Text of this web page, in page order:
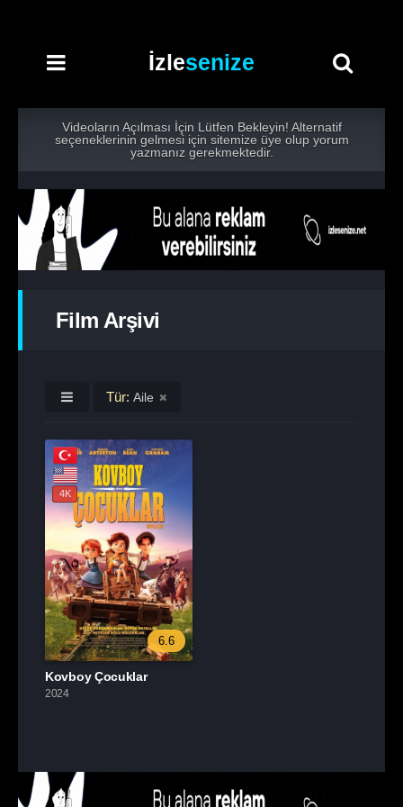
İzlesenize
Videoların Açılması İçin Lütfen Bekleyin! Alternatif
seçeneklerinin gelmesi için sitemize üye olup yorum
yazmanız gerekmektedir.
Film Arşivi
Tür: Aile
4K
6.6
Kovboy Çocuklar
2024